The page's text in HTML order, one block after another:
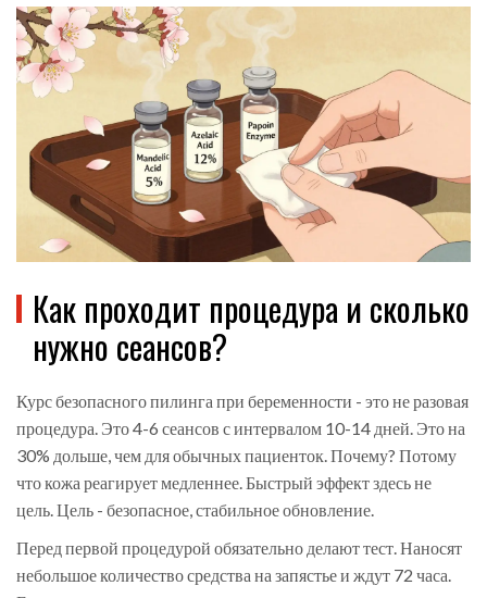
Как проходит процедура и сколько
нужно сеансов?
Курс безопасного пилинга при беременности - это не разовая
процедура. Это 4-6 сеансов с интервалом 10-14 дней. Это на
30% дольше, чем для обычных пациенток. Почему? Потому
что кожа реагирует медленнее. Быстрый эффект здесь не
цель. Цель - безопасное, стабильное обновление.
Перед первой процедурой обязательно делают тест. Наносят
небольшое количество средства на запястье и ждут 72 часа.